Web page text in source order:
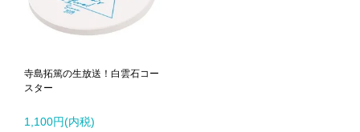
寺島拓篤の生放送！白雲石コー
スター
1,100円(内税)